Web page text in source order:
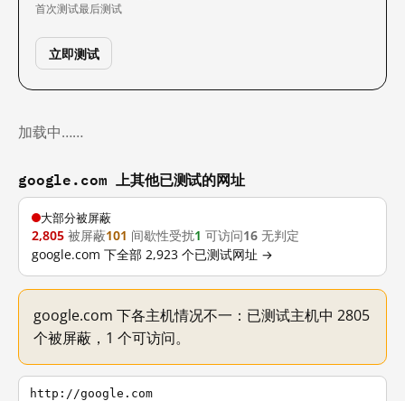
首次测试最后测试
立即测试
加载中……
google.com 上其他已测试的网址
大部分被屏蔽
2,805 被屏蔽101 间歇性受扰1 可访问16 无判定
google.com 下全部 2,923 个已测试网址 →
google.com 下各主机情况不一：已测试主机中 2805
个被屏蔽，1 个可访问。
http://google.com